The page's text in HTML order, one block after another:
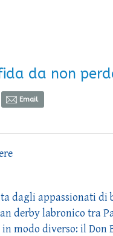
da non
Email
dagli appassionati di
derby labronico tra
modo diverso: il Don